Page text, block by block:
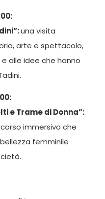
una visita
arte e spettacolo,
alle idee che hanno
e Trame di Donna”:
immersivo che
femminile